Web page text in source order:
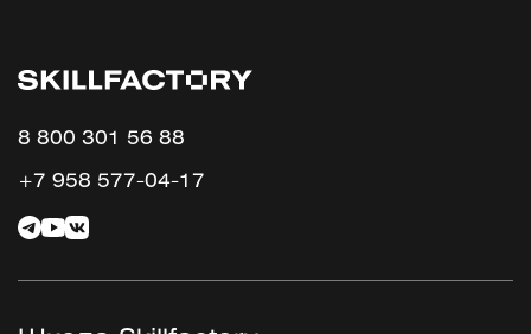
8 800 301 56 88
+7 958 577-04-17